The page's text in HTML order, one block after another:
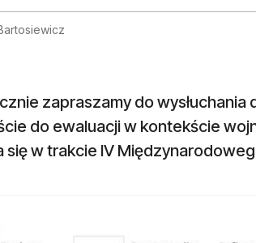
zapraszamy do wysłuchania
do ewaluacji w kontekście
się w trakcie IV